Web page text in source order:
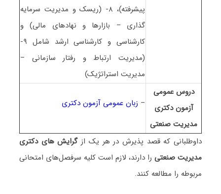
پیشرفته)، ۸- (ریسک و مدیریت سرمایه
گذاری – بازارها و نهادهای مالی) و
کارشناسی و کارشناسی ارشد شامل ۹-
(مدیریت ارتباط و رفتار سازمانی –
مدیریت استراتژیک)
دروس عمومی
آزمون دکتری
ﻣﺪﻳﺮﻳﺖ صنعتی
– زبان عمومی آزمون دکتری
داوطلبانی که قصد پذیرش در هر یک از گرایش های دکتری
ﻣﺪﻳﺮﻳﺖ صنعتیرا دارند، لازم است کلیه سرفصل‌های امتحانی
مربوطه را مطالعه کنند.